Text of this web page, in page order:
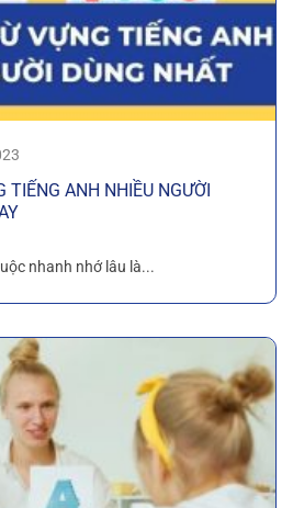
TIẾNG ANH NHIỀU NGƯỜI
nhanh nhớ lâu là...